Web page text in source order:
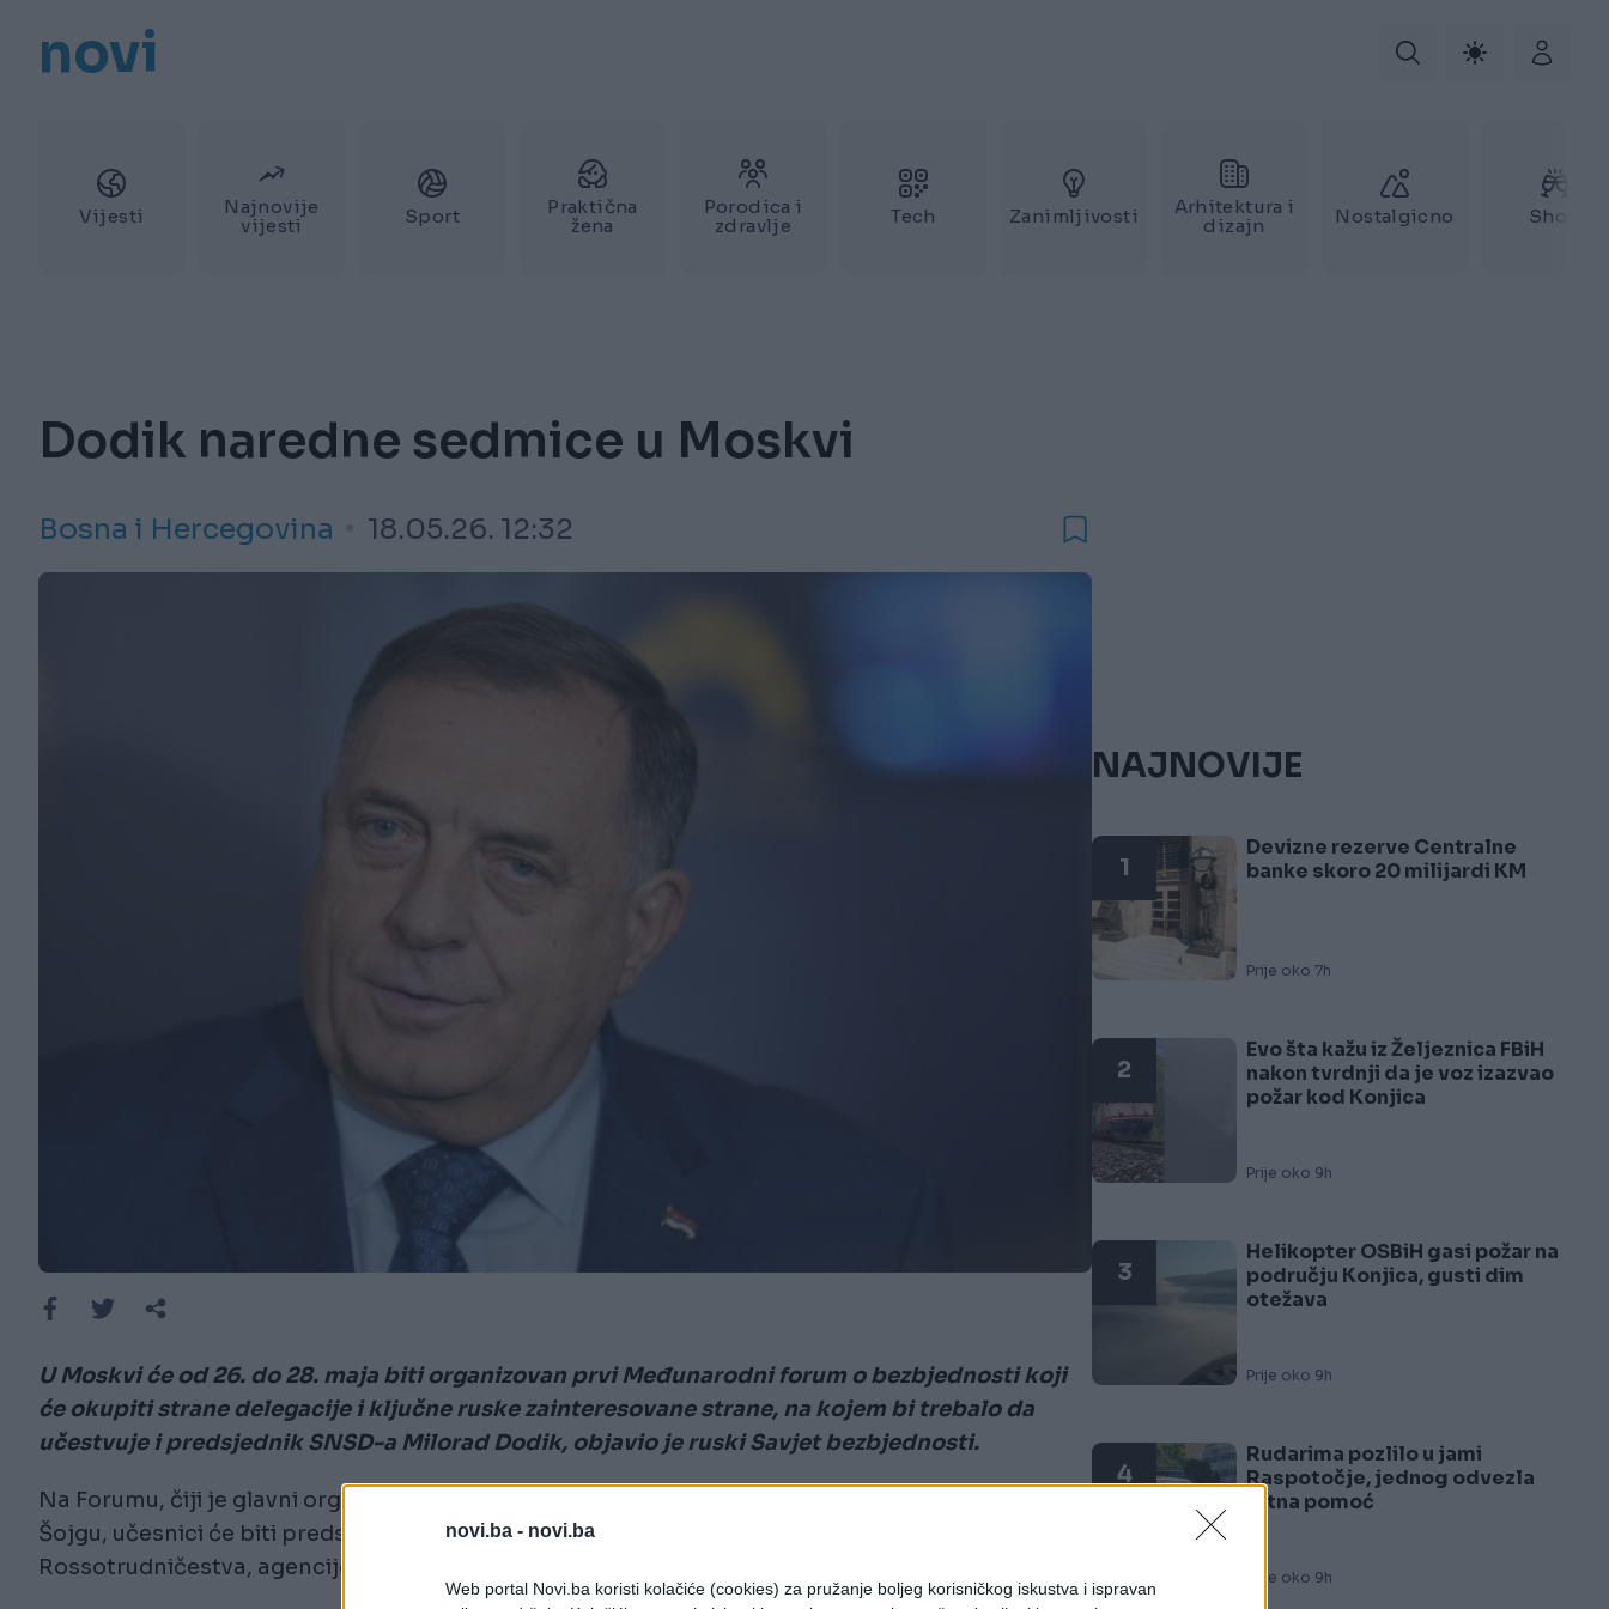
novi.ba - novi.ba
Web portal Novi.ba koristi kolačiće (cookies) za pružanje boljeg korisničkog iskustva i ispravan
novi
Vijesti
Najnovije
vijesti
Sport
Praktična
žena
Porodica i
zdravlje
Tech Zanimljivosti
Arhitektura i
dizajn
Nostalgicno Show
Dodik naredne sedmice u Moskvi
Bosna i Hercegovina 18.05.26. 12:32
U Moskvi će od 26. do 28. maja biti organizovan prvi Međunarodni forum o bezbjednosti koji
će okupiti strane delegacije i ključne ruske zainteresovane strane, na kojem bi trebalo da
učestvuje i predsjednik SNSD-a Milorad Dodik, objavio je ruski Savjet bezbjednosti.
Na Forumu, čiji je glavni organizator sekretar Savjeta bezbjednosti Ruske Federacije Sergej
Šojgu, učesnici će biti predstavnici iz više oblasti od obavještajnih službi pa do
Rossotrudničestva, agencije kulture koja otvara ruske kulturne centre u inostranstvu.
NAJNOVIJE
1
Devizne rezerve Centralne
banke skoro 20 milijardi KM
Prije oko 7h
2
Evo šta kažu iz Željeznica FBiH
nakon tvrdnji da je voz izazvao
požar kod Konjica
Prije oko 9h
3
Helikopter OSBiH gasi požar na
području Konjica, gusti dim
otežava
Prije oko 9h
4
Rudarima pozlilo u jami
Raspotočje, jednog odvezla
Hitna pomoć
Prije oko 9h